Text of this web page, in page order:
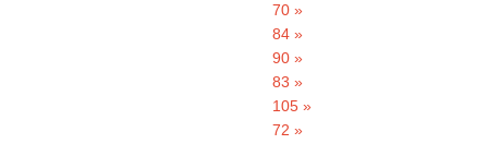
70 »
84 »
90 »
83 »
105 »
72 »